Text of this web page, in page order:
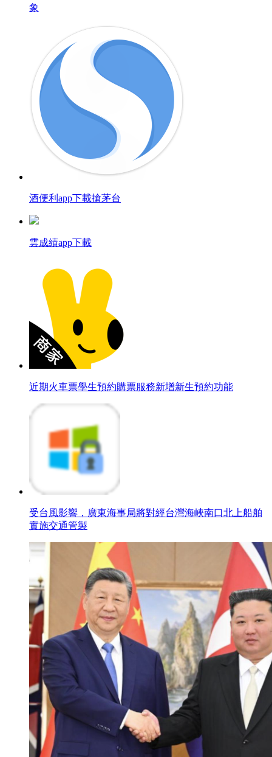
象
酒便利app下載搶茅台
雲成績app下載
近期火車票學生預約購票服務新增新生預約功能
受台風影響，廣東海事局將對經台灣海峽南口北上船舶
實施交通管製